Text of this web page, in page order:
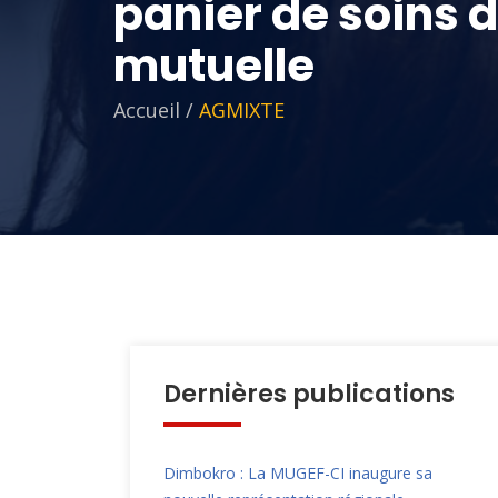
panier de soins
mutuelle
Accueil / AGMIXTE
Dernières publications
Dimbokro : La MUGEF-CI inaugure sa